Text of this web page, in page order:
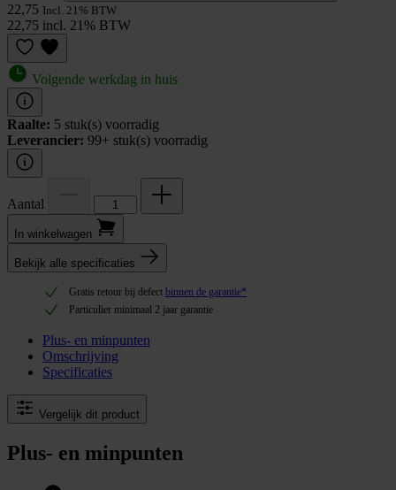
22,75 Incl. 21% BTW
22,75 incl. 21% BTW
Volgende werkdag in huis
Raalte: 5 stuk(s) voorradig
Leverancier: 99+ stuk(s) voorradig
Aantal
In winkel­wagen
Bekijk alle specificaties
Gratis retour bij defect binnen de garantie*
Particulier minimaal 2 jaar garantie
Plus- en minpunten
Omschrijving
Specificaties
Vergelijk dit product
Plus- en minpunten